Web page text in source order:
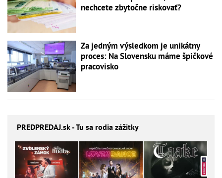
nechcete zbytočne riskovať?
Za jedným výsledkom je unikátny
proces: Na Slovensku máme špičkové
pracovisko
PREDPREDAJ.sk - Tu sa rodia zážitky